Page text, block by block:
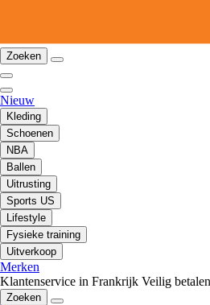
Zoeken
Nieuw
Kleding
Schoenen
NBA
Ballen
Uitrusting
Sports US
Lifestyle
Fysieke training
Uitverkoop
Merken
Klantenservice in Frankrijk Veilig betalen
Zoeken